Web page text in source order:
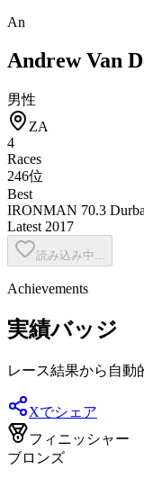
An
Andrew Van
男性
ZA
4
Races
246位
Best
IRONMAN 70.3
Latest 2017
読み込み中...
Achievements
実績バッジ
レース結果から自動
Xでシェア
フィニッシャー
ブロンズ